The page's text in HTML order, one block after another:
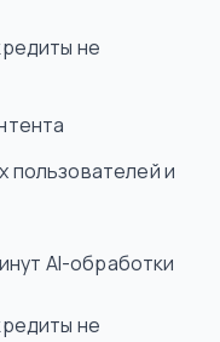
не
пользователей и
AI-обработки
не